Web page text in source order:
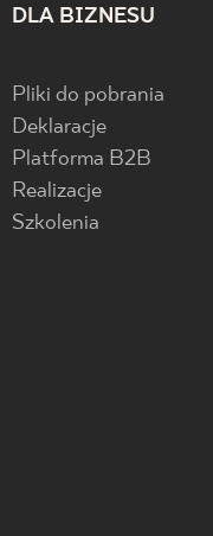
DLA BIZNESU
Pliki do pobrania
Deklaracje
Platforma B2B
Realizacje
Szkolenia